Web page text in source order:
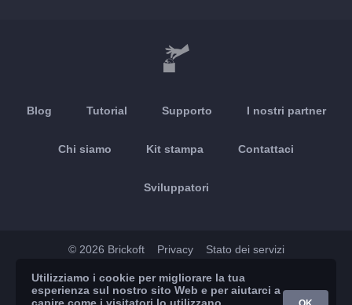
Blog Tutorial Supporto I nostri partner
Chi siamo Kit stampa Contattaci
Sviluppatori
© 2026 Brickoft Privacy Stato dei servizi
App Store Google Play
Utilizziamo i cookie per migliorare la tua
esperienza sul nostro sito Web e per aiutarci a